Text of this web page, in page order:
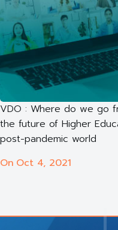
VDO : Where do we go
the future of Higher
post-pandemic world
On Oct 4, 2021